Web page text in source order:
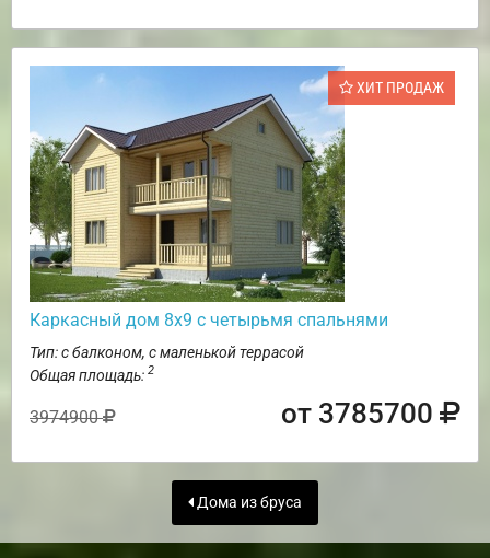
ХИТ ПРОДАЖ
Каркасный дом 8х9 с четырьмя спальнями
Тип: с балконом, с маленькой террасой
Общая площадь: 2
3974900 от 3785700
Дома из бруса